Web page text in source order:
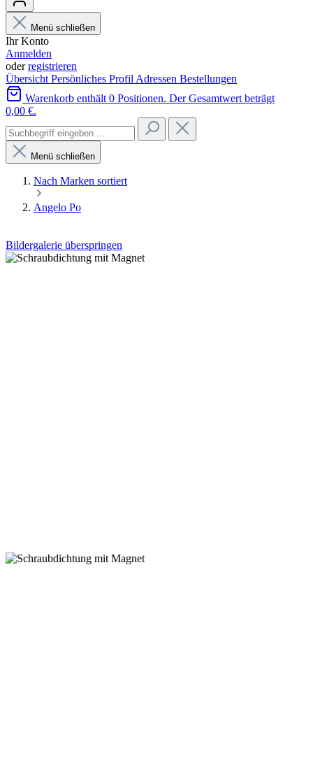
Menü schließen
Ihr Konto
Anmelden
oderregistrieren
Übersicht Persönliches Profil Adressen Bestellungen
Warenkorb enthält 0 Positionen. Der Gesamtwert beträgt
0,00 €.
Menü schließen
Nach Marken sortiert
Angelo Po
Bildergalerie überspringen